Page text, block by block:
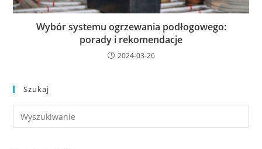
Wybór systemu ogrzewania podłogowego:
porady i rekomendacje
2024-03-26
Szukaj